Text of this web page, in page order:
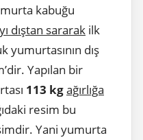
kabuğu
dıştan sararak ilk
yumurtasının dış
Yapılan bir
113 kgağırlığa
resim bu
Yani yumurta